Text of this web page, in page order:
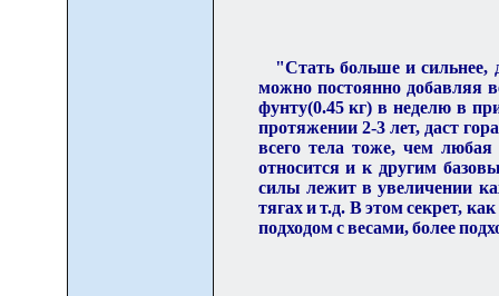
"Стать больше и сильнее,
можно постоянно добавляя
фунту(0.45 кг) в неделю в
протяжении 2-3 лет, даст
всего тела тоже, чем любая
относится и к другим
силы лежит в увеличении
тягах и т.д. В этом секрет,
подходом с весами, более